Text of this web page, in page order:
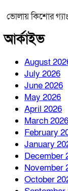
ভোলায় কিশোর
আর্কাইভ
August
July 2026
June 2026
May 2026
April 2026
March 2026
February
January
December
November
October